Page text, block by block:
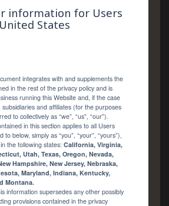
information for Users
States
integrates with and supplements the
in the rest of the privacy policy and is
running this Website and, if the case
and affiliates (for the purposes
to collectively as “we”, “us”, “our”).
in this section applies to all Users
below, simply as “you”, “your”, “yours”),
the following states: California, Virginia,
Utah, Texas, Oregon, Nevada,
Hampshire, New Jersey, Nebraska,
Maryland, Indiana, Kentucky,
Montana.
information supersedes any other possibly
provisions contained in the privacy